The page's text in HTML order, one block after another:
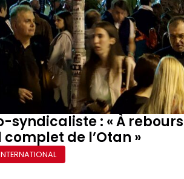
: « À
de l’Otan »